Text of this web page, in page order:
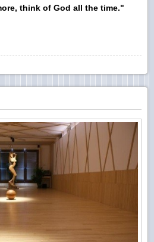
think of God all the time."